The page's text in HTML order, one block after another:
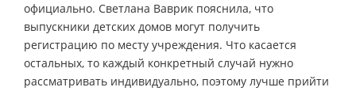
официально. Светлана Ваврик пояснила, что
выпускники детских домов могут получить
регистрацию по месту учреждения. Что касается
остальных, то каждый конкретный случай нужно
рассматривать индивидуально, поэтому лучше прийти